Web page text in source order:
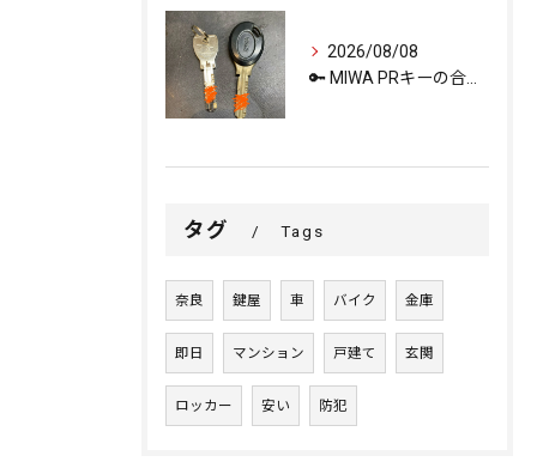
2026/08/08
タグ Tags
奈良 鍵屋 車 バイク 金庫
即日 マンション 戸建て 玄関
ロッカー 安い 防犯